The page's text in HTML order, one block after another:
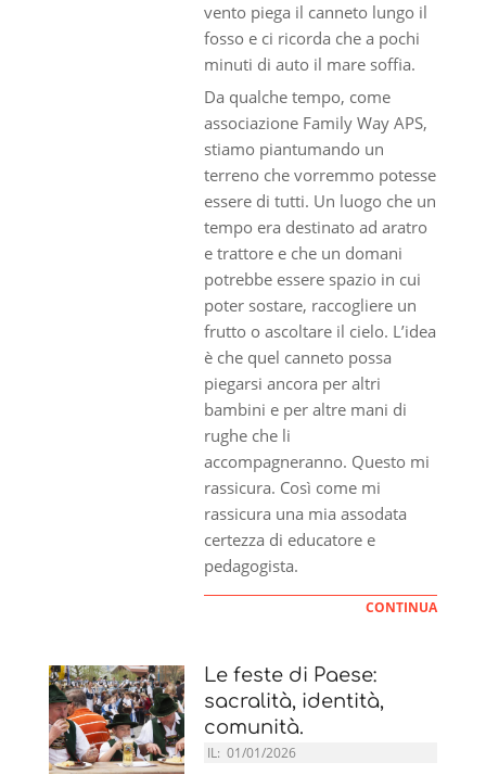
vento piega il canneto lungo il
fosso e ci ricorda che a pochi
minuti di auto il mare soffia.
Da qualche tempo, come
associazione Family Way APS,
stiamo piantumando un
terreno che vorremmo potesse
essere di tutti. Un luogo che un
tempo era destinato ad aratro
e trattore e che un domani
potrebbe essere spazio in cui
poter sostare, raccogliere un
frutto o ascoltare il cielo. L’idea
è che quel canneto possa
piegarsi ancora per altri
bambini e per altre mani di
rughe che li
accompagneranno. Questo mi
rassicura. Così come mi
rassicura una mia assodata
certezza di educatore e
pedagogista.
CONTINUA
Le feste di Paese:
sacralità, identità,
comunità.
IL: 01/01/2026